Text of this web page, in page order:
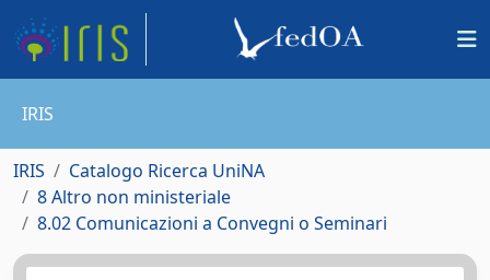
IRIS
IRIS
Catalogo Ricerca UniNA
8 Altro non ministeriale
8.02 Comunicazioni a Convegni o Seminari